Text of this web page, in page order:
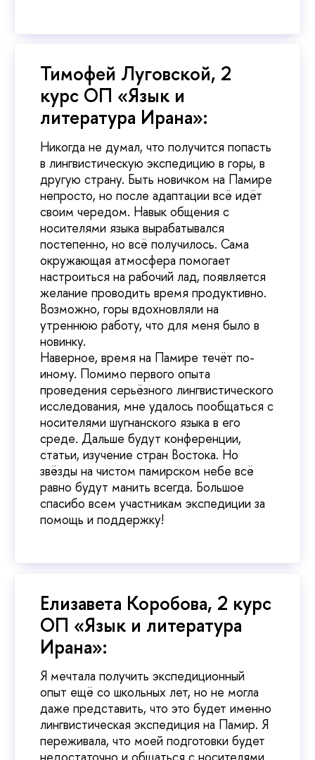
Тимофей Луговской, 2
курс ОП «Язык и
литература Ирана»:
Никогда не думал, что получится попасть
в лингвистическую экспедицию в горы, в
другую страну. Быть новичком на Памире
непросто, но после адаптации всё идёт
своим чередом. Навык общения с
носителями языка вырабатывался
постепенно, но всё получилось. Сама
окружающая атмосфера помогает
настроиться на рабочий лад, появляется
желание проводить время продуктивно.
Возможно, горы вдохновляли на
утреннюю работу, что для меня было в
новинку.
Наверное, время на Памире течёт по-
иному. Помимо первого опыта
проведения серьёзного лингвистического
исследования, мне удалось пообщаться с
носителями шугнанского языка в его
среде. Дальше будут конференции,
статьи, изучение стран Востока. Но
звёзды на чистом памирском небе всё
равно будут манить всегда. Большое
спасибо всем участникам экспедиции за
помощь и поддержку!
Елизавета Коробова, 2 курс
ОП «Язык и литература
Ирана»:
Я мечтала получить экспедиционный
опыт ещё со школьных лет, но не могла
даже представить, что это будет именно
лингвистическая экспедиция на Памир. Я
переживала, что моей подготовки будет